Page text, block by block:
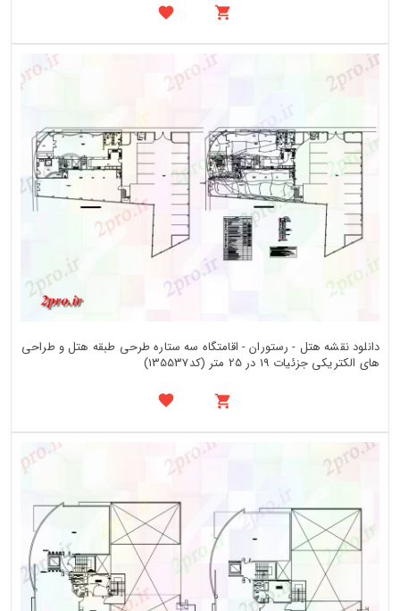
دانلود نقشه هتل - رستوران - اقامتگاه سه ستاره طرحی طبقه هتل و طراحی
های الکتریکی جزئیات 19 در 25 متر (کد135537)